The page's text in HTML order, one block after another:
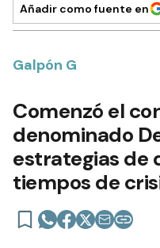
Añadir como fuente en
Galpón G
Comenzó el
denominado
estrategias de
tiempos de